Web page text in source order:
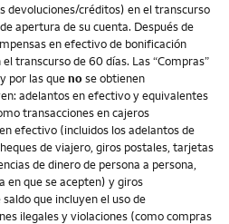
devoluciones/créditos) en el transcurso
apertura de su cuenta. Después de
en efectivo de bonificación
transcurso de 60 días. Las “Compras”
por las quenose obtienen
adelantos en efectivo y equivalentes
transacciones en cajeros
efectivo (incluidos los adelantos de
de viajero, giros postales, tarjetas
de dinero de persona a persona,
en que se acepten) y giros
que incluyen el uso de
ilegales y violaciones (como compras